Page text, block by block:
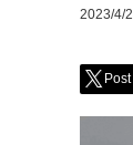
2023/4/
Post